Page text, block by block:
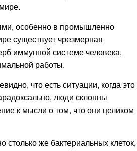
особенно в промышленно
существует чрезмерная
иммунной системе человека,
работы.
что есть ситуации, когда это
люди склонны
к мысли о том, что они целиком
же бактериальных клеток,